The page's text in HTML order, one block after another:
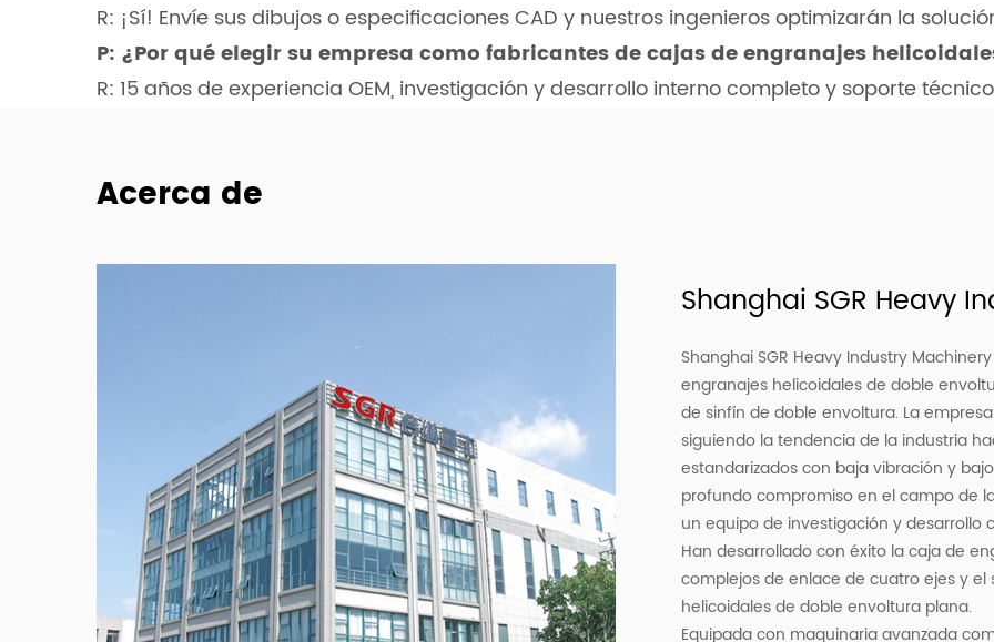
R: ¡Sí! Envíe sus dibujos o especificaciones CAD y nuestros ingenieros optimizarán la
P: ¿Por qué elegir su empresa como fabricantes de cajas de engranajes
R: 15 años de experiencia OEM, investigación y desarrollo interno completo y soporte
Acerca de
Shanghai SGR Heavy
Shanghai SGR Heavy Industry
engranajes helicoidales de doble
de sinfín de doble envoltura. La
siguiendo la tendencia de la industria
estandarizados con baja vibración y
profundo compromiso en el campo de
un equipo de investigación y desarrollo
Han desarrollado con éxito la caja de
complejos de enlace de cuatro ejes y
helicoidales de doble envoltura plana.
Equipada con maquinaria avanzada